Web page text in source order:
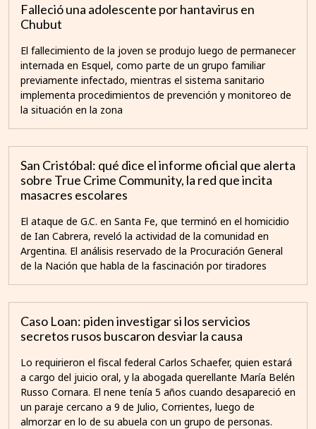
Falleció una adolescente por hantavirus en
Chubut
El fallecimiento de la joven se produjo luego de permanecer
internada en Esquel, como parte de un grupo familiar
previamente infectado, mientras el sistema sanitario
implementa procedimientos de prevención y monitoreo de
la situación en la zona
San Cristóbal: qué dice el informe oficial que alerta
sobre True Crime Community, la red que incita
masacres escolares
El ataque de G.C. en Santa Fe, que terminó en el homicidio
de Ian Cabrera, reveló la actividad de la comunidad en
Argentina. El análisis reservado de la Procuración General
de la Nación que habla de la fascinación por tiradores
Caso Loan: piden investigar si los servicios
secretos rusos buscaron desviar la causa
Lo requirieron el fiscal federal Carlos Schaefer, quien estará
a cargo del juicio oral, y la abogada querellante María Belén
Russo Cornara. El nene tenía 5 años cuando desapareció en
un paraje cercano a 9 de Julio, Corrientes, luego de
almorzar en lo de su abuela con un grupo de personas.